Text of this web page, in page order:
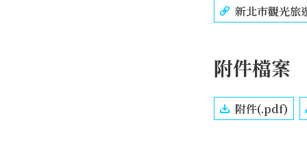
新北市觀光旅
附件檔案
附件(.pdf)